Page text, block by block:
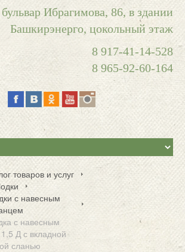
Ибрагимова, 86, в здании
Башкирэнерго, цокольный этаж
8 917-41-14-528
8 965-92-60-164
товаров и услуг
с навесным
с навесным
Д с вкладной
сланью